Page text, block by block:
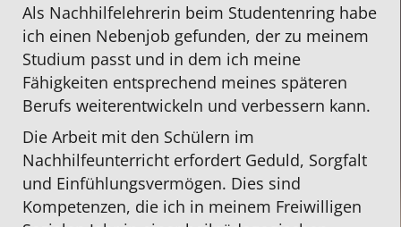
Als Nachhilfelehrerin beim Studentenring habe
ich einen Nebenjob gefunden, der zu meinem
Studium passt und in dem ich meine
Fähigkeiten entsprechend meines späteren
Berufs weiterentwickeln und verbessern kann.
Die Arbeit mit den Schülern im
Nachhilfeunterricht erfordert Geduld, Sorgfalt
und Einfühlungsvermögen. Dies sind
Kompetenzen, die ich in meinem Freiwilligen